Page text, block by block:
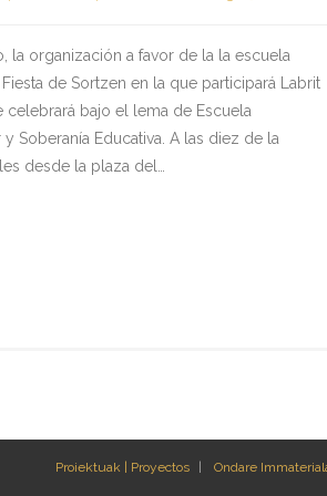
la organización a favor de la la escuela
de Sortzen en la que participará Labrit
celebrará bajo el lema de Escuela
Soberanía Educativa. A las diez de la
desde la plaza del…
Proiektuak | Proyectos Ondare